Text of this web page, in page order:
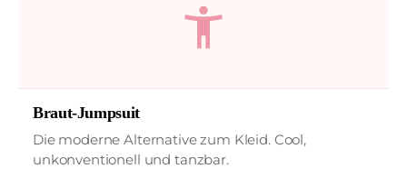
accessibility_new
Braut-Jumpsuit
Die moderne Alternative zum Kleid. Cool,
unkonventionell und tanzbar.